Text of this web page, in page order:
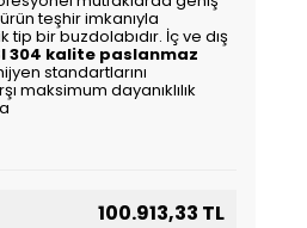
teşhir imkanıyla
tip bir buzdolabıdır. İç ve dış
304 kalite paslanmaz
standartlarını
maksimum dayanıklılık
100.913,33 TL